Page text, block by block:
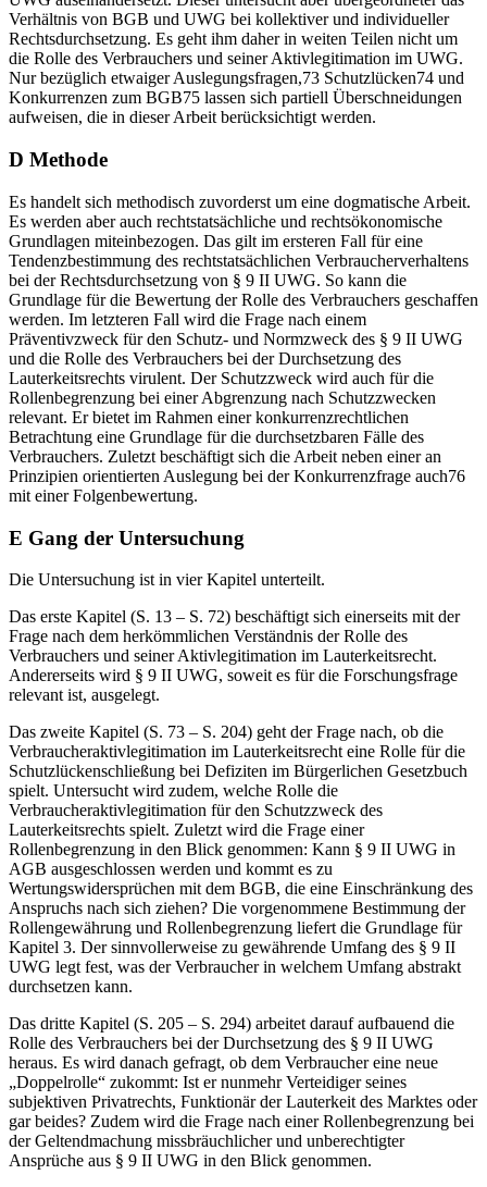
Verhältnis von BGB und UWG bei kollektiver und individueller
Rechtsdurchsetzung. Es geht ihm daher in weiten Teilen nicht um
die Rolle des Verbrauchers und seiner Aktivlegitimation im UWG.
Nur bezüglich etwaiger Auslegungsfragen,73 Schutzlücken74 und
Konkurrenzen zum BGB75 lassen sich partiell Überschneidungen
aufweisen, die in dieser Arbeit berücksichtigt werden.
D Methode
Es handelt sich methodisch zuvorderst um eine dogmatische Arbeit.
Es werden aber auch rechtstatsächliche und rechtsökonomische
Grundlagen miteinbezogen. Das gilt im ersteren Fall für eine
Tendenzbestimmung des rechtstatsächlichen Verbraucherverhaltens
bei der Rechtsdurchsetzung von § 9 II UWG. So kann die
Grundlage für die Bewertung der Rolle des Verbrauchers geschaffen
werden. Im letzteren Fall wird die Frage nach einem
Präventivzweck für den Schutz- und Normzweck des § 9 II UWG
und die Rolle des Verbrauchers bei der Durchsetzung des
Lauterkeitsrechts virulent. Der Schutzzweck wird auch für die
Rollenbegrenzung bei einer Abgrenzung nach Schutzzwecken
relevant. Er bietet im Rahmen einer konkurrenzrechtlichen
Betrachtung eine Grundlage für die durchsetzbaren Fälle des
Verbrauchers. Zuletzt beschäftigt sich die Arbeit neben einer an
Prinzipien orientierten Auslegung bei der Konkurrenzfrage auch76
mit einer Folgenbewertung.
E Gang der Untersuchung
Die Untersuchung ist in vier Kapitel unterteilt.
Das erste Kapitel (S. 13 – S. 72) beschäftigt sich einerseits mit der
Frage nach dem herkömmlichen Verständnis der Rolle des
Verbrauchers und seiner Aktivlegitimation im Lauterkeitsrecht.
Andererseits wird § 9 II UWG, soweit es für die Forschungsfrage
relevant ist, ausgelegt.
Das zweite Kapitel (S. 73 – S. 204) geht der Frage nach, ob die
Verbraucheraktivlegitimation im Lauterkeitsrecht eine Rolle für die
Schutzlückenschließung bei Defiziten im Bürgerlichen Gesetzbuch
spielt. Untersucht wird zudem, welche Rolle die
Verbraucheraktivlegitimation für den Schutzzweck des
Lauterkeitsrechts spielt. Zuletzt wird die Frage einer
Rollenbegrenzung in den Blick genommen: Kann § 9 II UWG in
AGB ausgeschlossen werden und kommt es zu
Wertungswidersprüchen mit dem BGB, die eine Einschränkung des
Anspruchs nach sich ziehen? Die vorgenommene Bestimmung der
Rollengewährung und Rollenbegrenzung liefert die Grundlage für
Kapitel 3. Der sinnvollerweise zu gewährende Umfang des § 9 II
UWG legt fest, was der Verbraucher in welchem Umfang abstrakt
durchsetzen kann.
Das dritte Kapitel (S. 205 – S. 294) arbeitet darauf aufbauend die
Rolle des Verbrauchers bei der Durchsetzung des § 9 II UWG
heraus. Es wird danach gefragt, ob dem Verbraucher eine neue
„Doppelrolle“ zukommt: Ist er nunmehr Verteidiger seines
subjektiven Privatrechts, Funktionär der Lauterkeit des Marktes oder
gar beides? Zudem wird die Frage nach einer Rollenbegrenzung bei
der Geltendmachung missbräuchlicher und unberechtigter
Ansprüche aus § 9 II UWG in den Blick genommen.